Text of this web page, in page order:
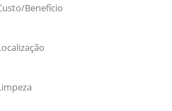
Benefício